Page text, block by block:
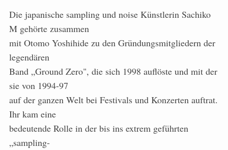
Die japanische sampling und noise Künstlerin Sachiko
M gehörte zusammen
mit Otomo Yoshihide zu den Gründungsmitgliedern der
legendären
Band „Ground Zero", die sich 1998 auflöste und mit der
sie von 1994-97
auf der ganzen Welt bei Festivals und Konzerten auftrat.
Ihr kam eine
bedeutende Rolle in der bis ins extrem geführten
„sampling-